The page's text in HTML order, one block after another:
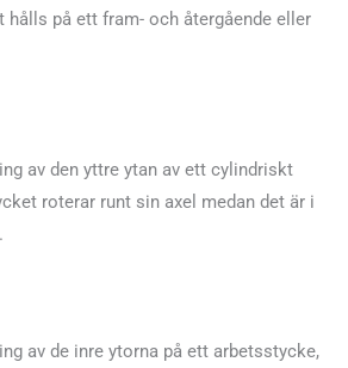
på ett fram- och återgående eller
av den yttre ytan av ett cylindriskt
roterar runt sin axel medan det är i
av de inre ytorna på ett arbetsstycke,